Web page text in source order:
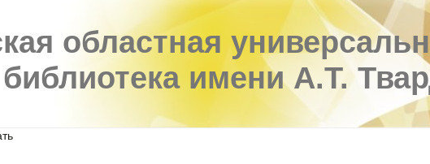
областная
имени А.Т.